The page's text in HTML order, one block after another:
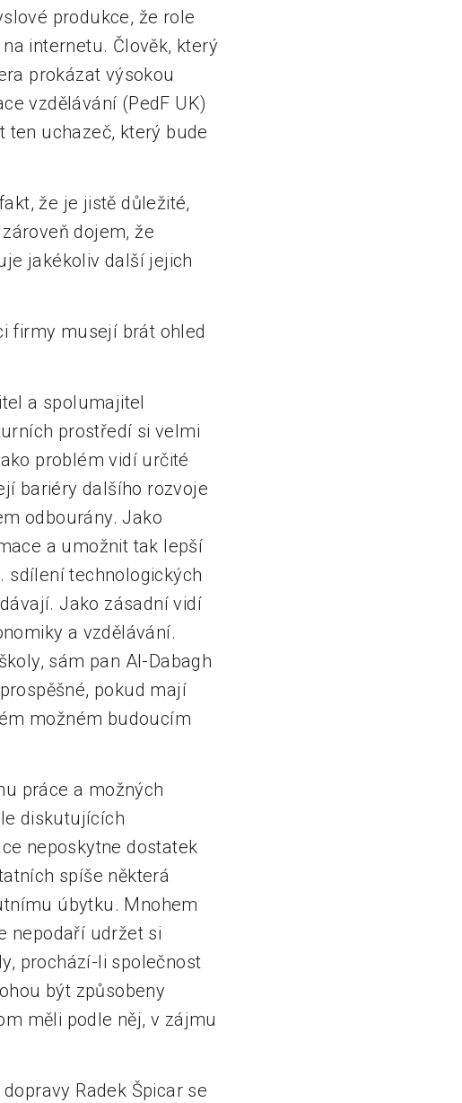
produkce, že role
internetu. Člověk, který
prokázat výsokou
vzdělávání (PedF UK)
ten uchazeč, který bude
že je jistě důležité,
dojem, že
jakékoliv další jejich
firmy musejí brát ohled
a spolumajitel
prostředí si velmi
problém vidí určité
bariéry dalšího rozvoje
odbourány. Jako
a umožnit tak lepší
sdílení technologických
Jako zásadní vidí
a vzdělávání.
sám pan Al-Dabagh
pokud mají
možném budoucím
práce a možných
diskutujících
neposkytne dostatek
spíše některá
úbytku. Mnohem
nepodaří udržet si
prochází-li společnost
být způsobeny
měli podle něj, v zájmu
Radek Špicar se